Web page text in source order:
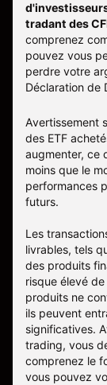
tradant des
comprenez
pouvez vous
perdre votre
Déclaration de
Avertissement
des ETF
augmenter, ce
moins que le
performances
futurs.
Les
livrables, tels
des produits
risque élevé
produits ne
ils peuvent
significatives.
trading, vous
comprenez le
vous pouvez